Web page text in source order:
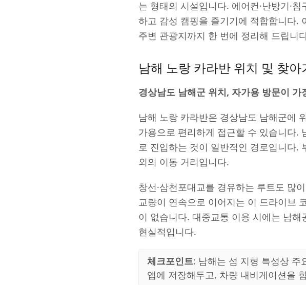
는 형태의 시설입니다. 에어컨·난방기·
하고 감성 캠핑을 즐기기에 적합합니다.
주변 관광지까지 한 번에 정리해 드립니
남해 노랑 카라반 위치 및 찾아
경상남도 남해군 위치, 자가용 방문이 가
남해 노랑 카라반은 경상남도 남해군에
가용으로 편리하게 접근할 수 있습니다.
로 진입하는 것이 일반적인 경로입니다.
외의 이동 거리입니다.
창선·삼천포대교를 경유하는 루트도 많
교량이 연속으로 이어지는 이 드라이브
이 없습니다. 대중교통 이용 시에는 남
현실적입니다.
체크포인트: 남해는 섬 지형 특성상 주
앱에 저장해두고, 차량 내비게이션을